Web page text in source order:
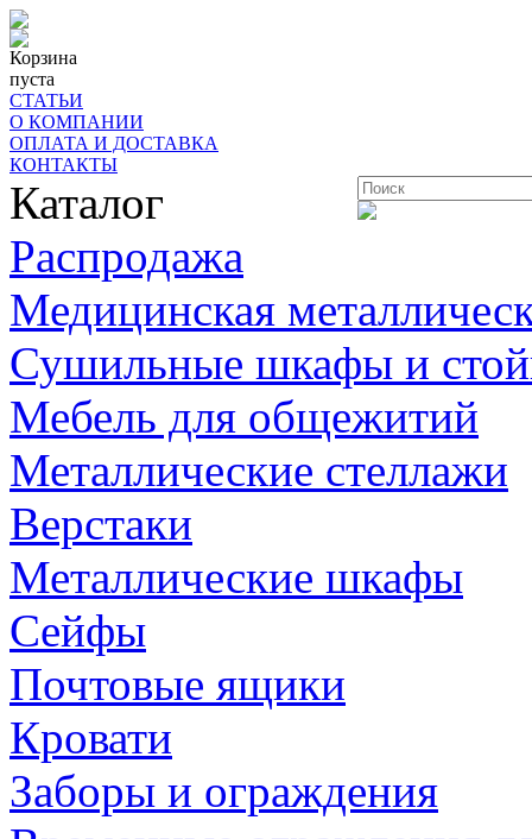
Корзина
пуста
СТАТЬИ
О КОМПАНИИ
ОПЛАТА И ДОСТАВКА
КОНТАКТЫ
Каталог
Распродажа
Медицинская
Сушильные шкафы и
Мебель для общежитий
Металлические стеллажи
Верстаки
Металлические шкафы
Сейфы
Почтовые ящики
Кровати
Заборы и ограждения